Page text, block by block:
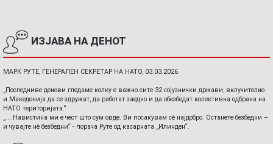
ИЗЈАВА НА ДЕНОТ
МАРК РУТЕ, ГЕНЕРАЛЕН СЕКРЕТАР НА НАТО, 03.03.2026
„Последниве денови гледаме колку е важно сите 32 сојузнички држави, вклучително
и Македонија да се здружат, да работат заедно и да обезбедат колективна одбрана на
НАТО територијата.“
„ ...Навистина ми е чест што сум овде. Ви посакувам сè најдобро. Останете безбедни –
и чувајте нè безбедни“ - порача Руте од касарната „Илинден“.